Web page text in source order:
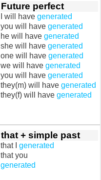
Future perfect
I will have generated
you will have generated
he will have generated
she will have generated
one will have generated
we will have generated
you will have generated
they(m) will have generated
they(f) will have generated
that + simple past
that I generated
that you
generated